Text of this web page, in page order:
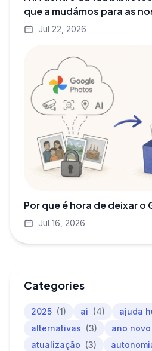
que a mudámos para as
Jul 22, 2026
Por que é hora de deixar o
Jul 16, 2026
Categories
2025 (1) ai (4) ajuda
alternativas (3) ano novo
atualização (3)